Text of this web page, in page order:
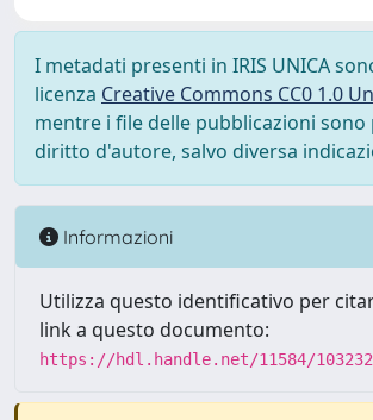
I metadati presenti in IRIS UNICA
licenza Creative Commons CC0 1.0
mentre i file delle pubblicazioni
diritto d'autore, salvo diversa
Informazioni
Utilizza questo identificativo per
link a questo documento:
https://hdl.handle.net/11584/103232